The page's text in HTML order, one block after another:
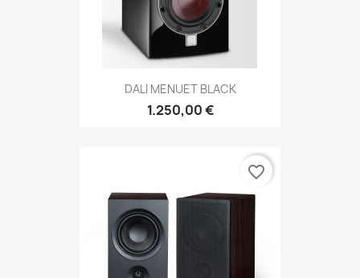
DALI MENUET BLACK
1.250,00 €
favorite_border